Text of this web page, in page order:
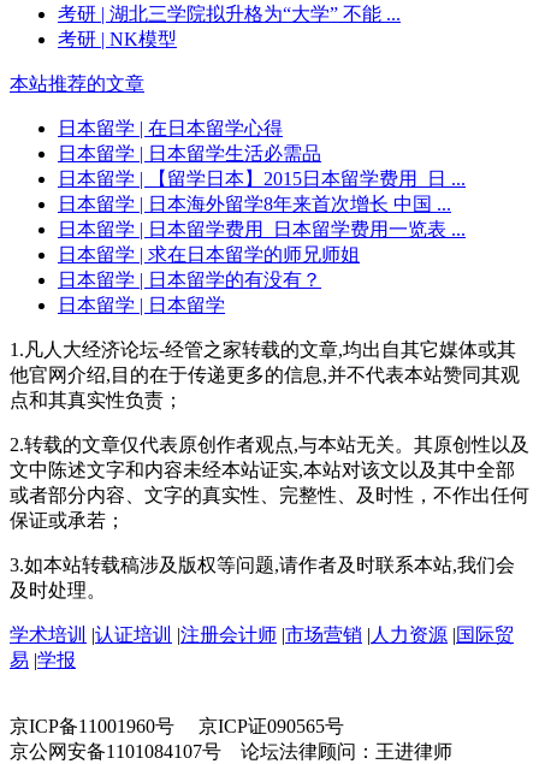
考研 | 湖北三学院拟升格为“大学” 不能 ...
考研 | NK模型
本站推荐的文章
日本留学 | 在日本留学心得
日本留学 | 日本留学生活必需品
日本留学 | 【留学日本】2015日本留学费用_日 ...
日本留学 | 日本海外留学8年来首次增长 中国 ...
日本留学 | 日本留学费用_日本留学费用一览表 ...
日本留学 | 求在日本留学的师兄师姐
日本留学 | 日本留学的有没有？
日本留学 | 日本留学
1.凡人大经济论坛-经管之家转载的文章,均出自其它媒体或其
他官网介绍,目的在于传递更多的信息,并不代表本站赞同其观
点和其真实性负责；
2.转载的文章仅代表原创作者观点,与本站无关。其原创性以及
文中陈述文字和内容未经本站证实,本站对该文以及其中全部
或者部分内容、文字的真实性、完整性、及时性，不作出任何
保证或承若；
3.如本站转载稿涉及版权等问题,请作者及时联系本站,我们会
及时处理。
学术培训 |认证培训 |注册会计师 |市场营销 | 人力资源 |国际贸
易 |学报
京ICP备11001960号 京ICP证090565号
京公网安备1101084107号 论坛法律顾问：王进律师